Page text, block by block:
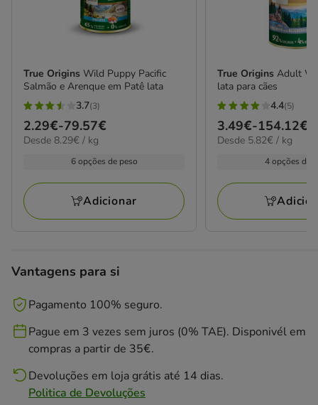
True Origins Wild Puppy Pacific
Salmão e Arenque em Patê lata
3.7
estrelas
com
avaliações
3.7(3)
Preço
de
79.57€
2.29€-79.57€
8.29€
Desde 8.29€ / kg
6 opções de peso
Adicionar
True OriginsAdult
lata para cães
4.4
estrelas
com
avaliações
4.4(5)
Preço
de
154.12€
3.49€-154.12€
5.82€
Desde 5.82€ / kg
4 opções de
Vantagens para si
Pagamento 100% seguro.
Pague em 3 vezes sem juros (0% TAE). Disponivél em
compras a partir de 35€.
Devoluções em loja grátis até 14 dias.
Politica de Devoluções